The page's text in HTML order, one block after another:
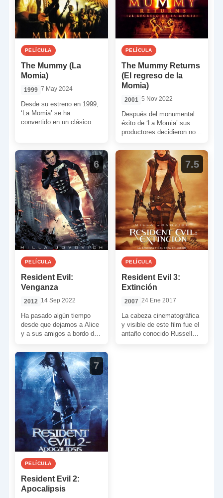
PELÍCULA
The Mummy (La
Momia)
1999 7 May 2024
Desde su estreno en 1999,
‘La Momia’ se ha
convertido en un clásico del
PELÍCULA
The Mummy Returns
(El regreso de la
Momia)
2001 5 Nov 2022
Después del monumental
éxito de ‘La Momia’ sus
productores decidieron no
Rápidamente pensaron
hacer una secuela con […]
6
PELÍCULA
Resident Evil:
Venganza
2012 14 Sep 2022
Ha pasado algún tiempo
desde que dejamos a Alice
y a sus amigos a bordo del
[…]
7.5
PELÍCULA
Resident Evil 3:
Extinción
2007 24 Ene 2017
La cabeza cinematográfica
y visible de este film fue el
antaño conocido Russell
7
PELÍCULA
Resident Evil 2:
Apocalipsis